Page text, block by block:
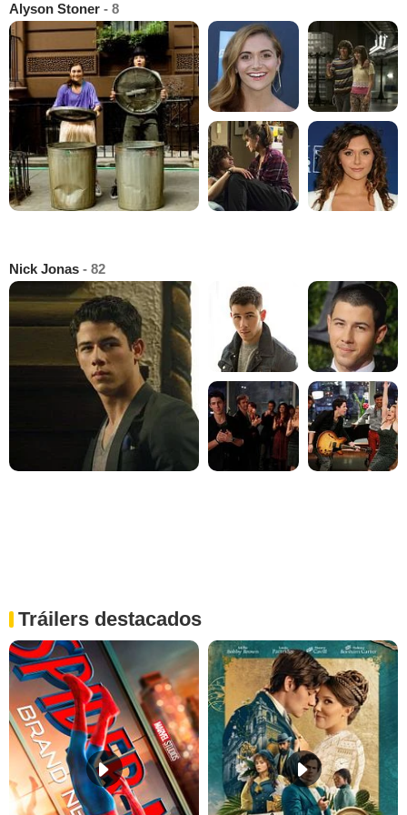
Alyson Stoner - 8
Nick Jonas - 82
Tráilers destacados